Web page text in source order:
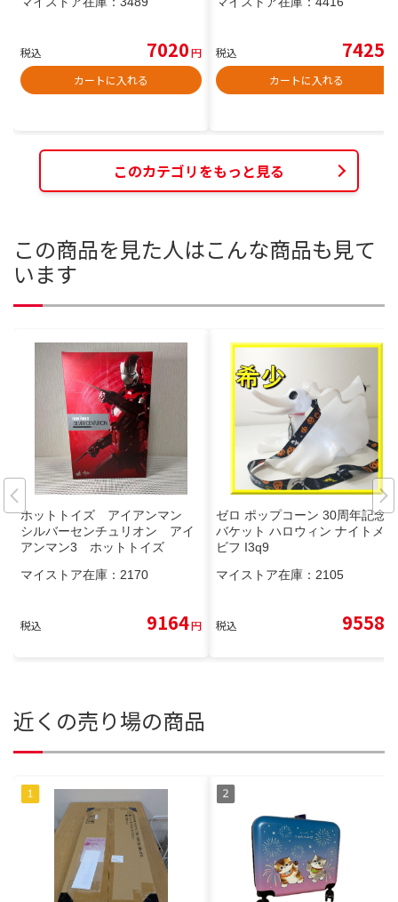
税込 7020円
カートに入れる
税込 7425
カートに入れる
このカテゴリをもっと見る
この商品を見た人はこんな商品も見て
います
ホットトイズ アイアンマン
シルバーセンチュリオン アイ
アンマン3 ホットトイズ
マイストア在庫： 2170
税込 9164円
ゼロ ポップコーン 30周年記念
バケット ハロウィン ナイトメア
ビフ I3q9
マイストア在庫： 2105
税込 9558
近くの売り場の商品